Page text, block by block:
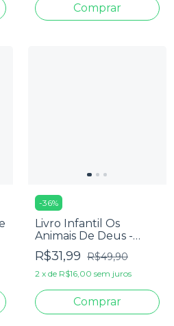
-36%
Livro Infantil Os
Animais De Deus -
Meu Livro Bíblico De
Pano
R$31,99 R$49,90
2 x de R$16,00 sem juros